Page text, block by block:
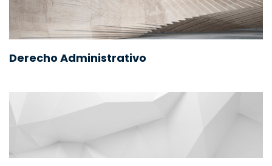
Derecho Administrativo